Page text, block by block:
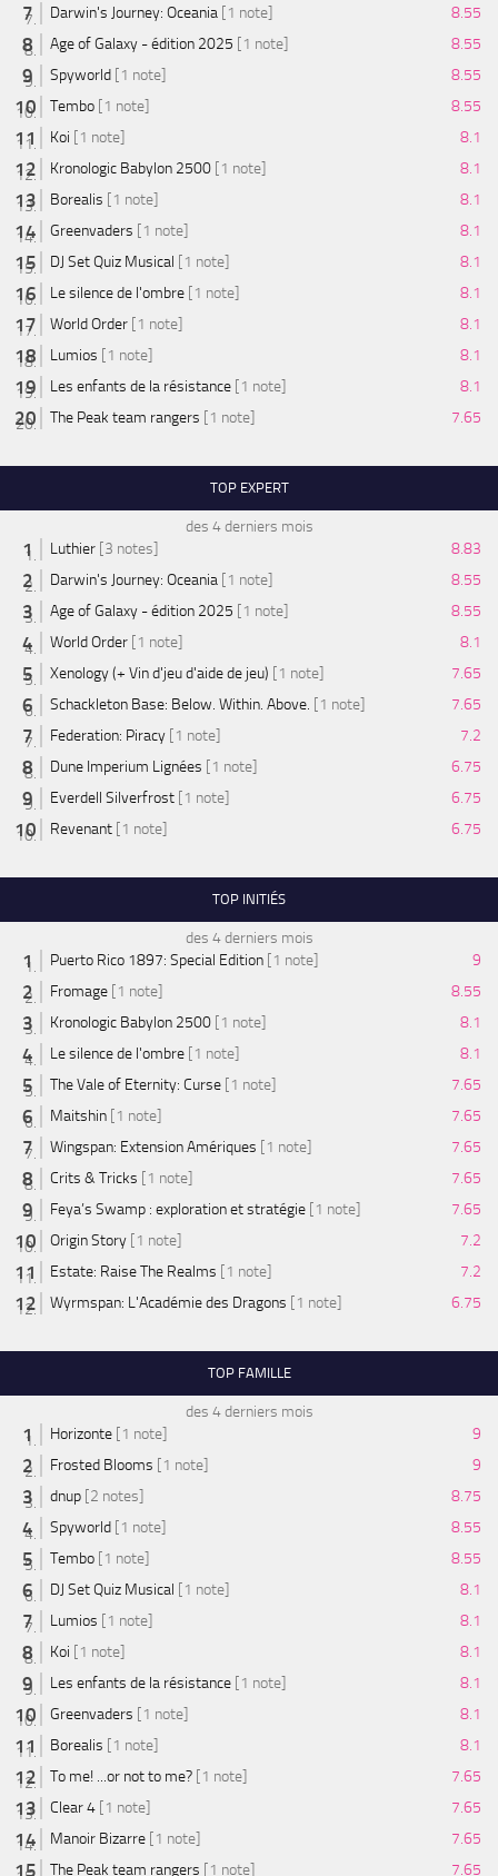
Darwin's Journey: Oceania [1 note]
8.55
Age of Galaxy - édition 2025 [1 note]
8.55
Spyworld [1 note]
8.55
Tembo [1 note]
8.55
Koi [1 note]
8.1
Kronologic Babylon 2500 [1 note]
8.1
Borealis [1 note]
8.1
Greenvaders [1 note]
8.1
DJ Set Quiz Musical [1 note]
8.1
Le silence de l'ombre [1 note]
8.1
World Order [1 note]
8.1
Lumios [1 note]
8.1
Les enfants de la résistance [1 note]
8.1
The Peak team rangers [1 note] 7.65
TOP EXPERT
des 4 derniers mois
Luthier [3 notes]
8.83
Darwin's Journey: Oceania [1 note]
8.55
Age of Galaxy - édition 2025 [1 note]
8.55
World Order [1 note]
8.1
Xenology (+ Vin d'jeu d'aide de jeu) [1 note]
7.65
Schackleton Base: Below. Within. Above. [1 note]
7.65
Federation: Piracy [1 note]
7.2
Dune Imperium Lignées [1 note]
6.75
Everdell Silverfrost [1 note]
6.75
Revenant [1 note] 6.75
TOP INITIÉS
des 4 derniers mois
Puerto Rico 1897: Special Edition [1 note]
9
Fromage [1 note]
8.55
Kronologic Babylon 2500 [1 note]
8.1
Le silence de l'ombre [1 note]
8.1
The Vale of Eternity: Curse [1 note]
7.65
Maitshin [1 note]
7.65
Wingspan: Extension Amériques [1 note]
7.65
Crits & Tricks [1 note]
7.65
Feya’s Swamp : exploration et stratégie [1 note]
7.65
Origin Story [1 note]
7.2
Estate: Raise The Realms [1 note]
7.2
Wyrmspan: L'Académie des Dragons [1 note] 6.75
TOP FAMILLE
des 4 derniers mois
Horizonte [1 note]
9
Frosted Blooms [1 note]
9
dnup [2 notes]
8.75
Spyworld [1 note]
8.55
Tembo [1 note]
8.55
DJ Set Quiz Musical [1 note]
8.1
Lumios [1 note]
8.1
Koi [1 note]
8.1
Les enfants de la résistance [1 note]
8.1
Greenvaders [1 note]
8.1
Borealis [1 note]
8.1
To me! ...or not to me? [1 note]
7.65
Clear 4 [1 note]
7.65
Manoir Bizarre [1 note]
7.65
The Peak team rangers [1 note] 7.65